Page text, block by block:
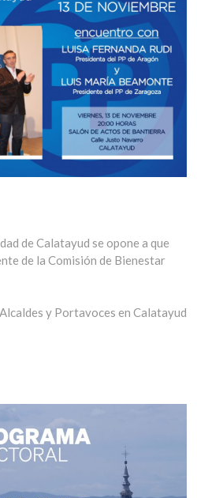
de Calatayud se opone a que
de la Comisión de Bienestar
y Portavoces en Calatayud